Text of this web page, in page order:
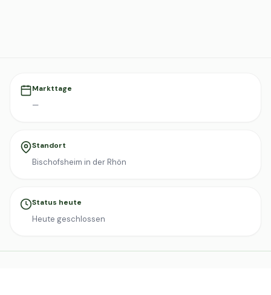
Markttage
—
Standort
Bischofsheim in der Rhön
Status heute
Heute geschlossen